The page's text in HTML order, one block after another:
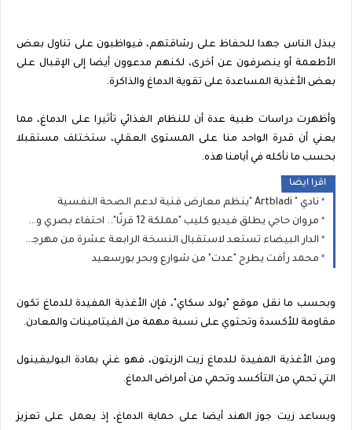
يبذل الناس جهدا للحفاظ على رشاقتهم، فيواظبون على تناول بعض
الأطعمة أو ينصرفون عن أخرى، لكنهم مدعوون أيضا إلى الإقبال على
بعض الأغذية المساعدة على تقوية الدماغ والذاكرة.
وأظهرت دراسات طبية عدة أن للنظام الغذائي تأثيرا على الدماغ، مما
يعني أن قدرة الواحد منا على المستوى العقلي، ستختلف مستقبلا
بحسب ما نأكله في أيامنا هذه.
اقرا ايضا
نادي " Artbladi "ينظم معارض فنية لدعم الصحة النفسية
مروان حاجي يطلق فيديو كليب "مملكة 12 قرنًا".. احتفاء بصري وموسيقى بتراث المغرب العريق
الدار البيضاء تستعد لاستقبال النسخة الرابعة عشرة من مهرجان نجوم كناوة
محمد رأفت يطرح "عدت" من شوارع وبحر بورسعيد
وبحسب ما نقل موقع "بولد سكاي"، فإن الأغذية المفيدة للدماغ تكون
مقاومة للأكسدة وتحتوي على نسبة مهمة من الفيتامينات والمعادن.
ومن الأغذية المفيدة للدماغ زيت الزيتون، فهو غني بمادة البوليفينول
التي تحمي من التأكسد وتحمي من أمراض الدماغ.
ويساعد زيت جوز الهند أيضا على حماية الدماغ، إذ يعمل على تعزيز